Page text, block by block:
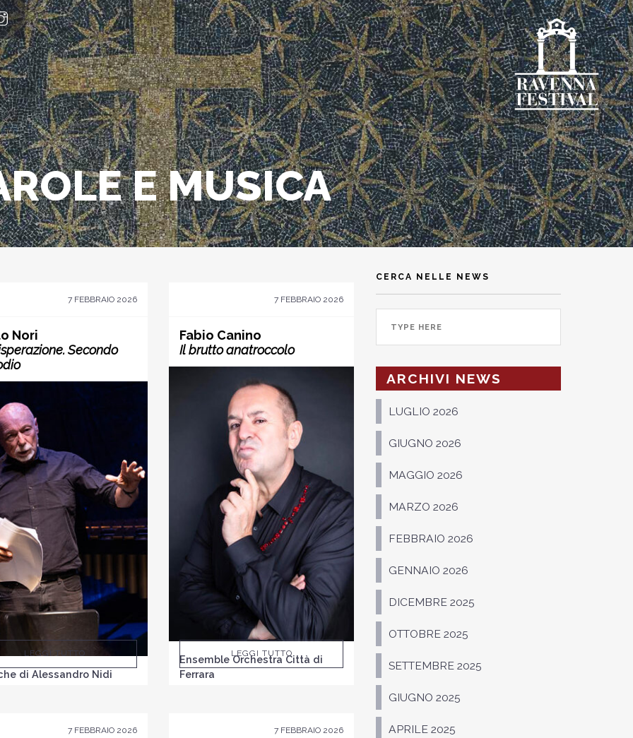
E MUSICA
7 FEBBRAIO 2026
Nori
Secondo
di Alessandro Nidi
LEGGI TUTTO
7 FEBBRAIO 2026
Fabio Canino
Il brutto anatroccolo
Ensemble Orchestra Città di
Ferrara
LEGGI TUTTO
7 FEBBRAIO 2026 7 FEBBRAIO 2026
CERCA NELLE NEWS
ARCHIVI NEWS
LUGLIO 2026
GIUGNO 2026
MAGGIO 2026
MARZO 2026
FEBBRAIO 2026
GENNAIO 2026
DICEMBRE 2025
OTTOBRE 2025
SETTEMBRE 2025
GIUGNO 2025
APRILE 2025